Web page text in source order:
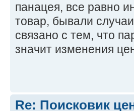
панацея, все равно
товар, бывали
связано с тем, что
значит изменения
Re: Поисковик